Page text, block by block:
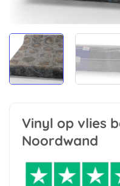
Vinyl op vlies
Noordwand